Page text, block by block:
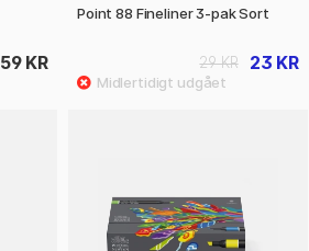
59 KR
Point 88 Fineliner 3-pak Sort
23 KR
29 KR